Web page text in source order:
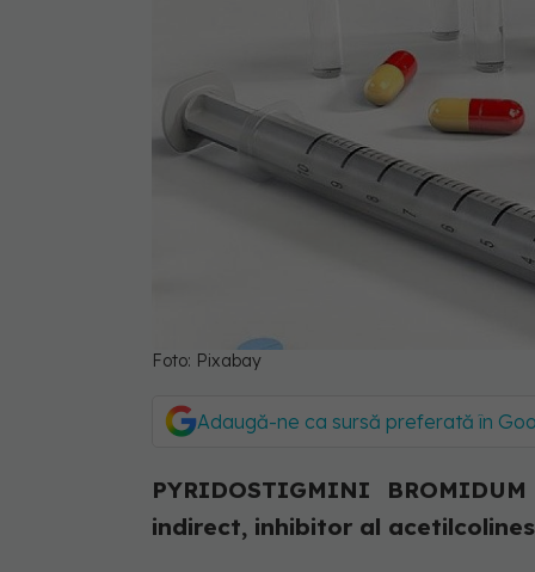
Foto: Pixabay
Adaugă-ne ca sursă preferată în
PYRIDOSTIGMINI
indirect, inhibitor al